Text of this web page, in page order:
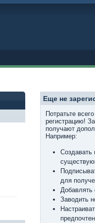
Еще не
Потратьте
регистрацию!
получают
Например:
Создавать
для
Добавлять
Заводить